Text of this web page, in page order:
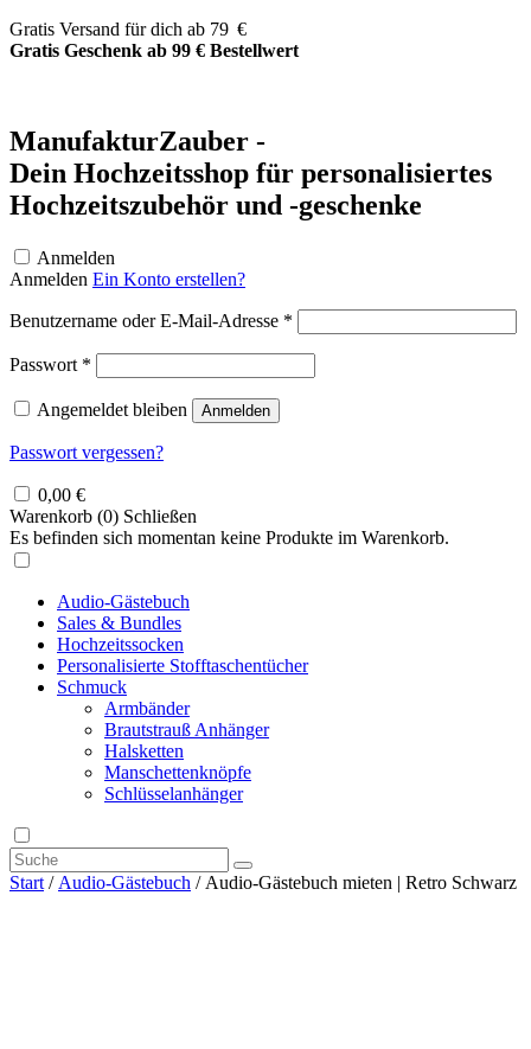
Zum
Inhalt
Gratis Versand für dich ab 79 €
Gratis Geschenk ab 99 € Bestellwert
ManufakturZauber -
Dein Hochzeitsshop für personalisiertes
Hochzeitszubehör und -geschenke
Anmelden
Anmelden Ein Konto erstellen?
Benutzername oder E-Mail-Adresse *
Passwort *
Angemeldet bleiben Anmelden
Passwort vergessen?
0,00 €
Warenkorb (0) Schließen
Es befinden sich momentan keine Produkte im Warenkorb.
Audio-Gästebuch
Sales & Bundles
Hochzeitssocken
Personalisierte Stofftaschentücher
Schmuck
Armbänder
Brautstrauß Anhänger
Halsketten
Manschettenknöpfe
Schlüsselanhänger
Start / Audio-Gästebuch / Audio-Gästebuch mieten | Retro Schwarz